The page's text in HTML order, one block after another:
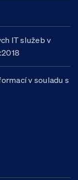
IT služeb v
v souladu s